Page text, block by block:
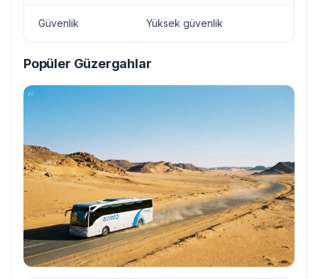
Güvenlik Yüksek güvenlik
Popüler Güzergahlar